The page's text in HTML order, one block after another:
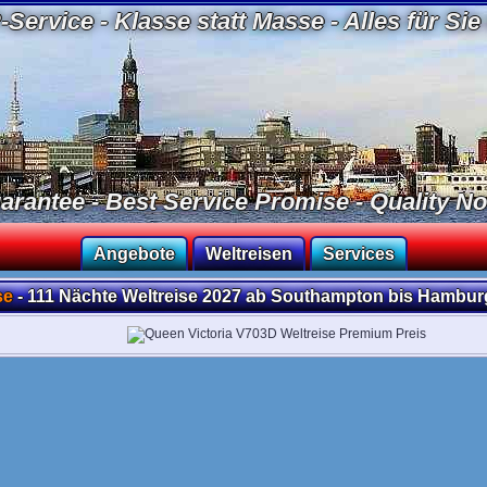
- Klasse statt Masse - Alles für
- Best Service Promise - Quality
Angebote Weltreisen Services
- 111 Nächte Weltreise 2027 ab Southampton bis